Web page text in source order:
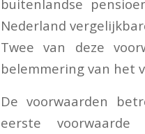
buitenlandse
Nederland
Twee van deze
belemmering van het
De voorwaarden
eerste